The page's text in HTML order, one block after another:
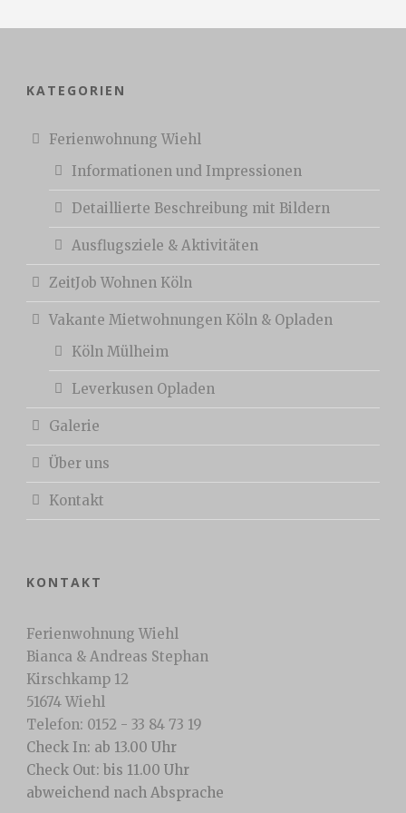
KATEGORIEN
Ferienwohnung Wiehl
Informationen und Impressionen
Detaillierte Beschreibung mit Bildern
Ausflugsziele & Aktivitäten
ZeitJob Wohnen Köln
Vakante Mietwohnungen Köln & Opladen
Köln Mülheim
Leverkusen Opladen
Galerie
Über uns
Kontakt
KONTAKT
Ferienwohnung Wiehl
Bianca & Andreas Stephan
Kirschkamp 12
51674 Wiehl
Telefon: 0152 - 33 84 73 19
Check In: ab 13.00 Uhr
Check Out: bis 11.00 Uhr
abweichend nach Absprache